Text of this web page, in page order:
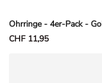
CHF 11,95